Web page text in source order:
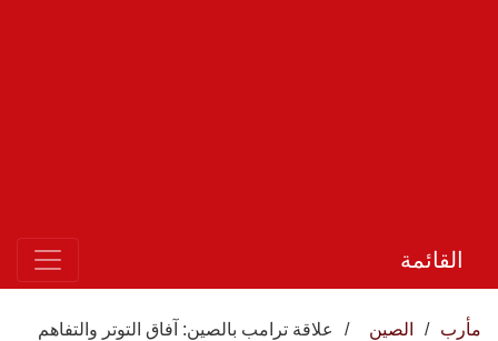
القائمة
مأرب الصين علاقة ترامب بالصين: آفاق التوتر والتفاهم